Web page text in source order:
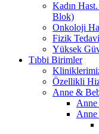
Kadın
Blok)
Onkoloji
Fizik
Yüksek
Tıbbi Birimler
Özellikli
Anne &
Anne